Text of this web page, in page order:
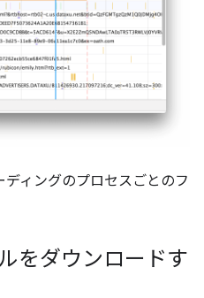
ィングのプロセスごとのフ
をダウンロードす